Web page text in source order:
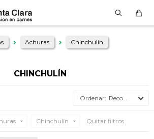
Achuras Chinchulín
CHINCHULÍN
Recomendados
Chinchulín Quitar filtros